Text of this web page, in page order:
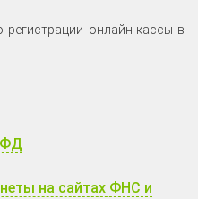
онлайн-кассы в
на сайтах ФНС и